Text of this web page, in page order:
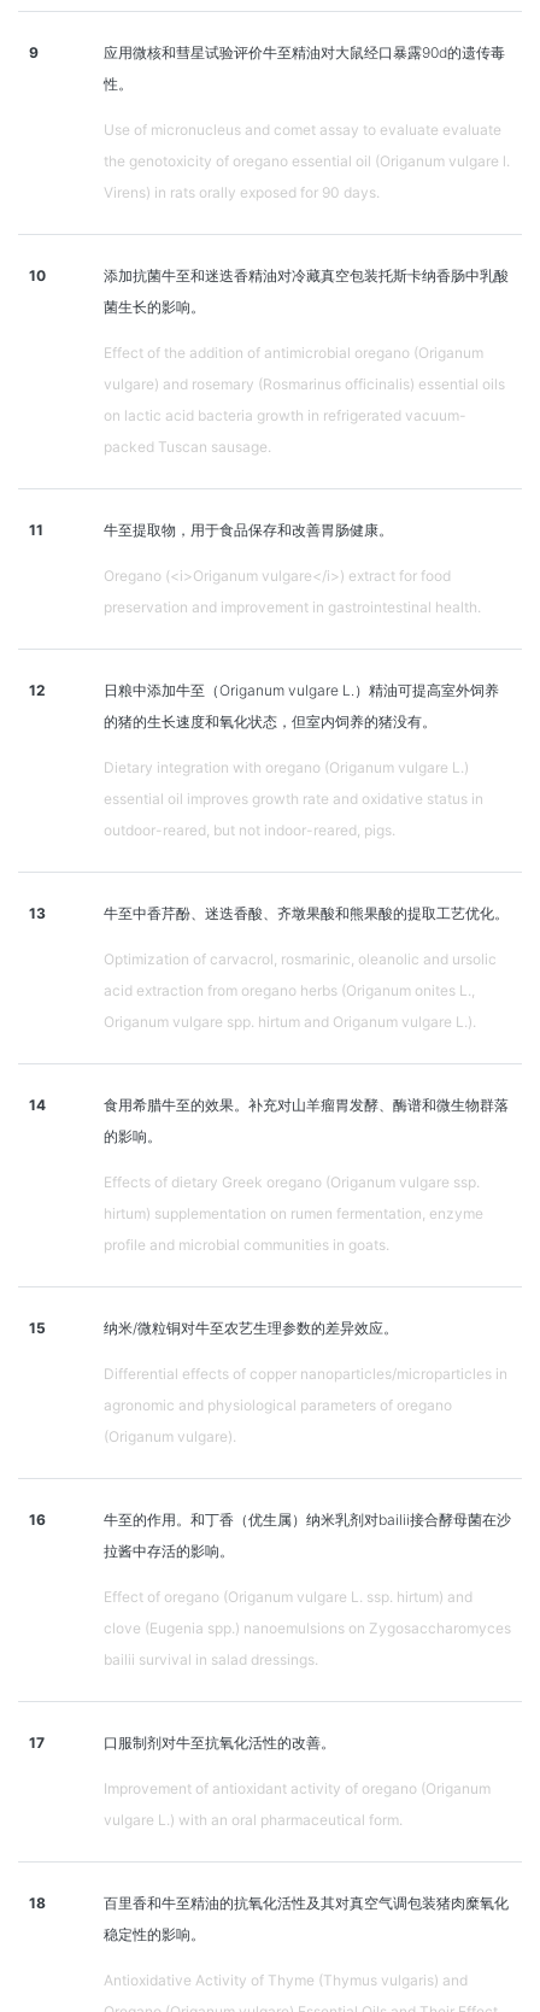
9
应用微核和彗星试验评价牛至精油对大鼠经口暴露90d的遗传毒
性。
Use of micronucleus and comet assay to evaluate evaluate
the genotoxicity of oregano essential oil (Origanum vulgare l.
Virens) in rats orally exposed for 90 days.
10
添加抗菌牛至和迷迭香精油对冷藏真空包装托斯卡纳香肠中乳酸
菌生长的影响。
Effect of the addition of antimicrobial oregano (Origanum
vulgare) and rosemary (Rosmarinus officinalis) essential oils
on lactic acid bacteria growth in refrigerated vacuum-
packed Tuscan sausage.
11 牛至提取物，用于食品保存和改善胃肠健康。
Oregano (<i>Origanum vulgare</i>) extract for food
preservation and improvement in gastrointestinal health.
12
日粮中添加牛至（Origanum vulgare L.）精油可提高室外饲养
的猪的生长速度和氧化状态，但室内饲养的猪没有。
Dietary integration with oregano (Origanum vulgare L.)
essential oil improves growth rate and oxidative status in
outdoor-reared, but not indoor-reared, pigs.
13 牛至中香芹酚、迷迭香酸、齐墩果酸和熊果酸的提取工艺优化。
Optimization of carvacrol, rosmarinic, oleanolic and ursolic
acid extraction from oregano herbs (Origanum onites L.,
Origanum vulgare spp. hirtum and Origanum vulgare L.).
14
食用希腊牛至的效果。补充对山羊瘤胃发酵、酶谱和微生物群落
的影响。
Effects of dietary Greek oregano (Origanum vulgare ssp.
hirtum) supplementation on rumen fermentation, enzyme
profile and microbial communities in goats.
15 纳米/微粒铜对牛至农艺生理参数的差异效应。
Differential effects of copper nanoparticles/microparticles in
agronomic and physiological parameters of oregano
(Origanum vulgare).
16
牛至的作用。和丁香（优生属）纳米乳剂对bailii接合酵母菌在沙
拉酱中存活的影响。
Effect of oregano (Origanum vulgare L. ssp. hirtum) and
clove (Eugenia spp.) nanoemulsions on Zygosaccharomyces
bailii survival in salad dressings.
17 口服制剂对牛至抗氧化活性的改善。
Improvement of antioxidant activity of oregano (Origanum
vulgare L.) with an oral pharmaceutical form.
18
百里香和牛至精油的抗氧化活性及其对真空气调包装猪肉糜氧化
稳定性的影响。
Antioxidative Activity of Thyme (Thymus vulgaris) and